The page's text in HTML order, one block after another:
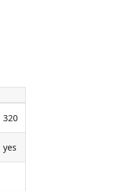
320
yes